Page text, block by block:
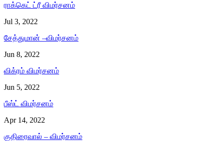
ராக்கெட் ட்ரீ விமர்சனம்
Jul 3, 2022
சேத்துமான் –விமர்சனம்
Jun 8, 2022
விக்ரம் விமர்சனம்
Jun 5, 2022
பீஸ்ட் விமர்சனம்
Apr 14, 2022
குதிரைவால் – விமர்சனம்